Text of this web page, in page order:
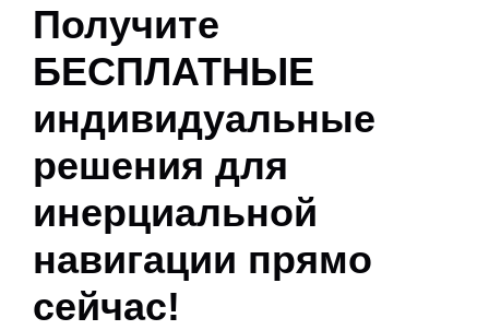
Получите
БЕСПЛАТНЫЕ
индивидуальные
решения для
инерциальной
навигации прямо
сейчас!